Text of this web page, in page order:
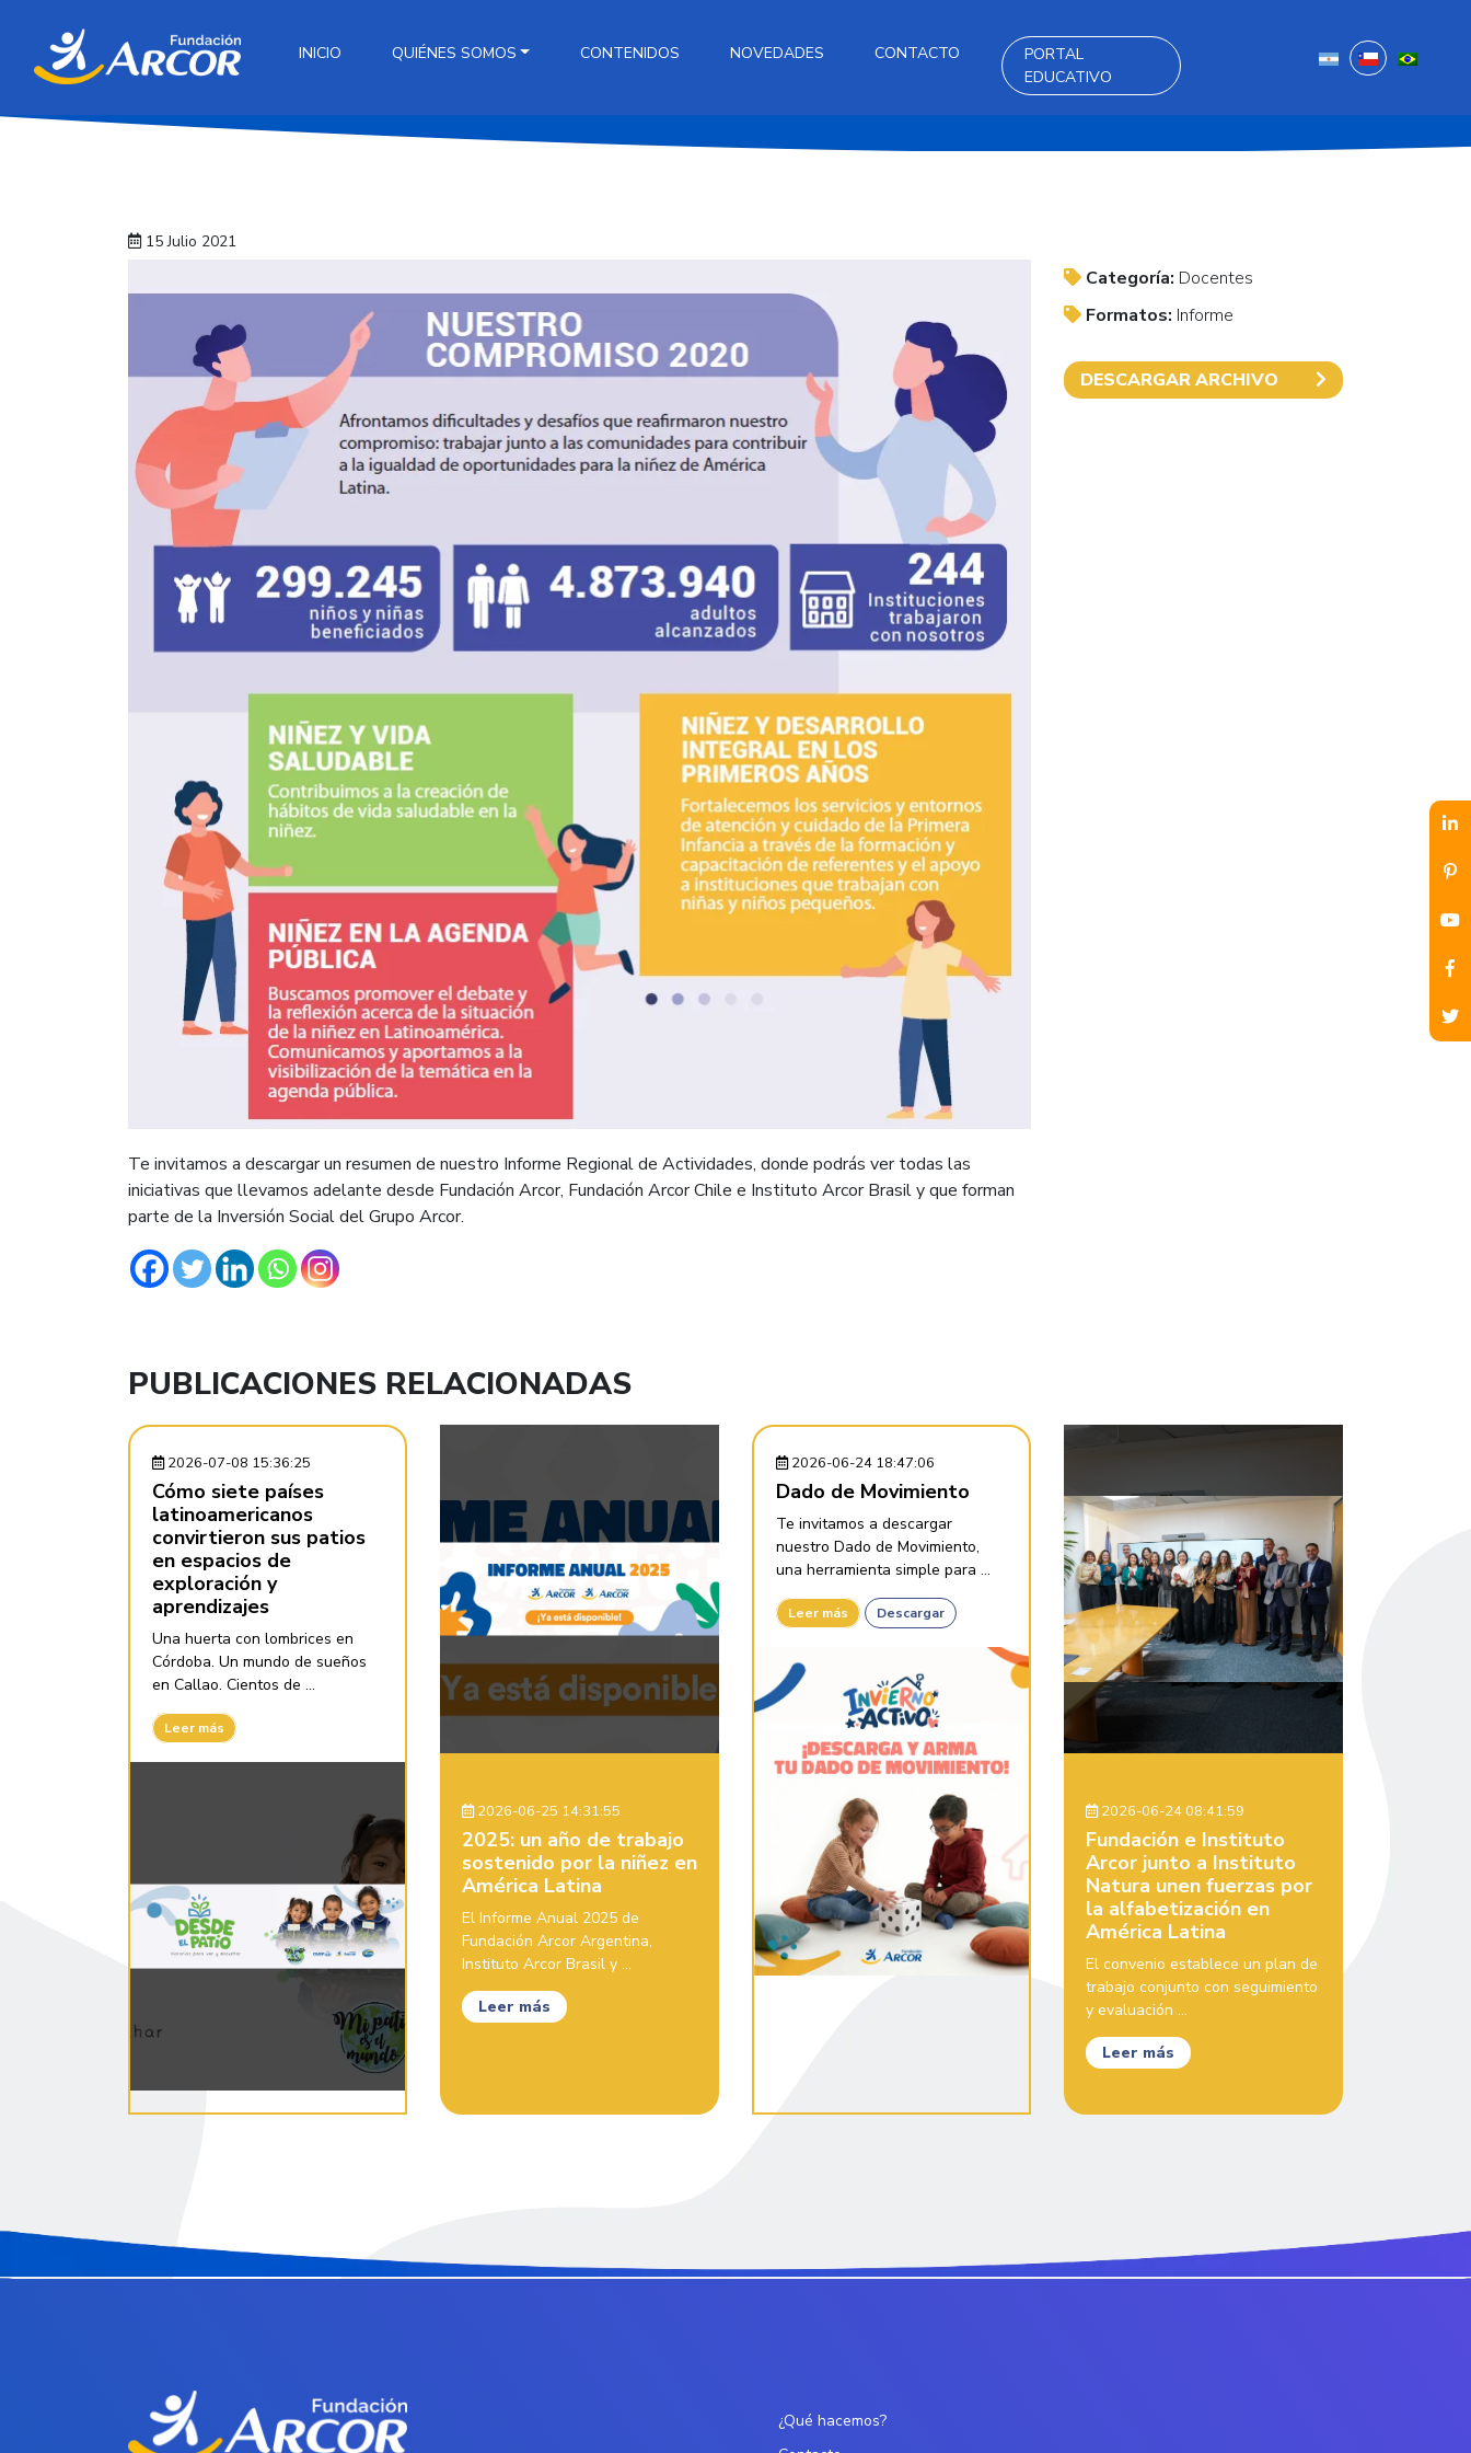
INICIO QUIÉNES SOMOS CONTENIDOS NOVEDADES CONTACTO
PORTAL
EDUCATIVO
15 Julio 2021
Te invitamos a descargar un resumen de nuestro Informe Regional de Actividades, donde podrás ver todas las
iniciativas que llevamos adelante desde Fundación Arcor, Fundación Arcor Chile e Instituto Arcor Brasil y que forman
parte de la Inversión Social del Grupo Arcor.
Categoría: Docentes
Formatos: Informe
DESCARGAR ARCHIVO
PUBLICACIONES RELACIONADAS
2026-07-08 15:36:25
Cómo siete países
latinoamericanos
convirtieron sus patios
en espacios de
exploración y
aprendizajes
Una huerta con lombrices en
Córdoba. Un mundo de sueños
en Callao. Cientos de ...
Leer más
2026-06-25 14:31:55
2025: un año de trabajo
sostenido por la niñez en
América Latina
El Informe Anual 2025 de
Fundación Arcor Argentina,
Instituto Arcor Brasil y ...
Leer más
2026-06-24 18:47:06
Dado de Movimiento
Te invitamos a descargar
nuestro Dado de Movimiento,
una herramienta simple para ...
Leer más Descargar
2026-06-24 08:41:59
Fundación e Instituto
Arcor junto a Instituto
Natura unen fuerzas por
la alfabetización en
América Latina
El convenio establece un plan de
trabajo conjunto con seguimiento
y evaluación ...
Leer más
¿Qué hacemos?